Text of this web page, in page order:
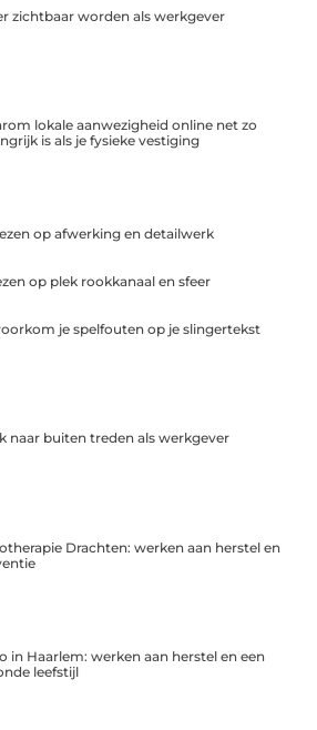
zichtbaar worden als werkgever
lokale aanwezigheid online net zo
is als je fysieke vestiging
op afwerking en detailwerk
op plek rookkanaal en sfeer
je spelfouten op je slingertekst
naar buiten treden als werkgever
Drachten: werken aan herstel en
in Haarlem: werken aan herstel en een
leefstijl